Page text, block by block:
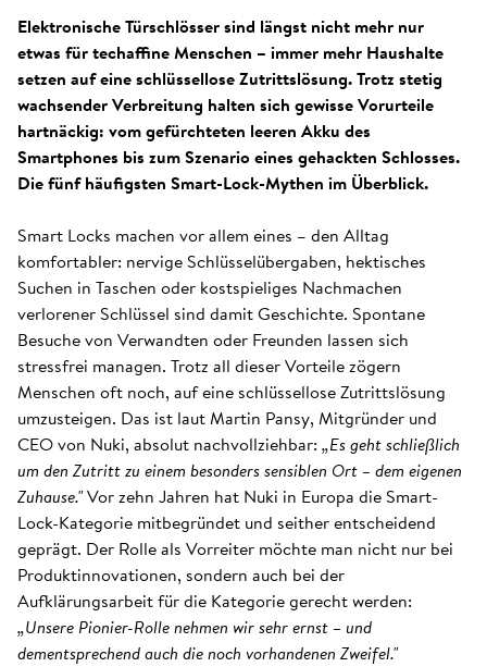
Elektronische Türschlösser sind längst nicht mehr nur
etwas für techaffine Menschen – immer mehr Haushalte
setzen auf eine schlüssellose Zutrittslösung. Trotz stetig
wachsender Verbreitung halten sich gewisse Vorurteile
hartnäckig: vom gefürchteten leeren Akku des
Smartphones bis zum Szenario eines gehackten Schlosses.
Die fünf häufigsten Smart-Lock-Mythen im Überblick.
Smart Locks machen vor allem eines – den Alltag
komfortabler: nervige Schlüsselübergaben, hektisches
Suchen in Taschen oder kostspieliges Nachmachen
verlorener Schlüssel sind damit Geschichte. Spontane
Besuche von Verwandten oder Freunden lassen sich
stressfrei managen. Trotz all dieser Vorteile zögern
Menschen oft noch, auf eine schlüssellose Zutrittslösung
umzusteigen. Das ist laut Martin Pansy, Mitgründer und
CEO von Nuki, absolut nachvollziehbar: „Es geht schließlich
um den Zutritt zu einem besonders sensiblen Ort – dem eigenen
Zuhause."Vor zehn Jahren hat Nuki in Europa die Smart-
Lock-Kategorie mitbegründet und seither entscheidend
geprägt. Der Rolle als Vorreiter möchte man nicht nur bei
Produktinnovationen, sondern auch bei der
Aufklärungsarbeit für die Kategorie gerecht werden:
„Unsere Pionier-Rolle nehmen wir sehr ernst – und
dementsprechend auch die noch vorhandenen Zweifel."